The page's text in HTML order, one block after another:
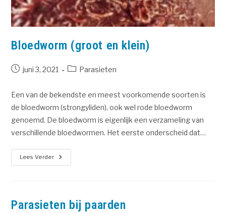
Bloedworm (groot en klein)
juni 3, 2021 Parasieten
Een van de bekendste en meest voorkomende soorten is
de bloedworm (strongyliden), ook wel rode bloedworm
genoemd. De bloedworm is eigenlijk een verzameling van
verschillende bloedwormen. Het eerste onderscheid dat…
Lees Verder
Parasieten bij paarden